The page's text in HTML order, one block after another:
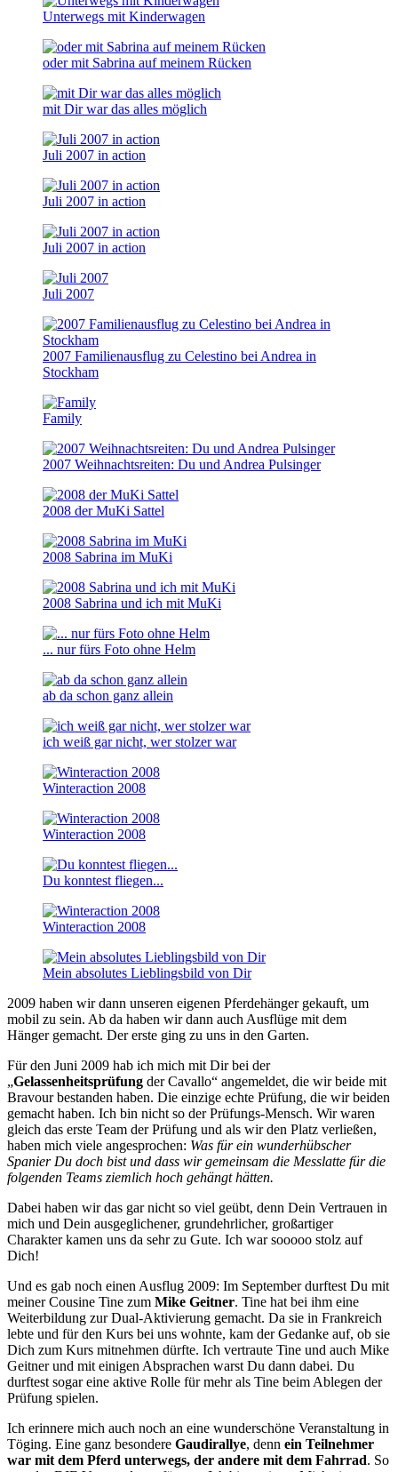
Unterwegs mit Kinderwagen
oder mit Sabrina auf meinem Rücken
mit Dir war das alles möglich
Juli 2007 in action
Juli 2007 in action
Juli 2007 in action
Juli 2007
2007 Familienausflug zu Celestino bei Andrea in
Stockham
Family
2007 Weihnachtsreiten: Du und Andrea Pulsinger
2008 der MuKi Sattel
2008 Sabrina im MuKi
2008 Sabrina und ich mit MuKi
... nur fürs Foto ohne Helm
ab da schon ganz allein
ich weiß gar nicht, wer stolzer war
Winteraction 2008
Winteraction 2008
Du konntest fliegen...
Winteraction 2008
Mein absolutes Lieblingsbild von Dir
2009 haben wir dann unseren eigenen Pferdehänger gekauft, um
mobil zu sein. Ab da haben wir dann auch Ausflüge mit dem
Hänger gemacht. Der erste ging zu uns in den Garten.
Für den Juni 2009 hab ich mich mit Dir bei der
„Gelassenheitsprüfung der Cavallo“ angemeldet, die wir beide mit
Bravour bestanden haben. Die einzige echte Prüfung, die wir beiden
gemacht haben. Ich bin nicht so der Prüfungs-Mensch. Wir waren
gleich das erste Team der Prüfung und als wir den Platz verließen,
haben mich viele angesprochen: Was für ein wunderhübscher
Spanier Du doch bist und dass wir gemeinsam die Messlatte für die
folgenden Teams ziemlich hoch gehängt hätten.
Dabei haben wir das gar nicht so viel geübt, denn Dein Vertrauen in
mich und Dein ausgeglichener, grundehrlicher, großartiger
Charakter kamen uns da sehr zu Gute. Ich war sooooo stolz auf
Dich!
Und es gab noch einen Ausflug 2009: Im September durftest Du mit
meiner Cousine Tine zum Mike Geitner. Tine hat bei ihm eine
Weiterbildung zur Dual-Aktivierung gemacht. Da sie in Frankreich
lebte und für den Kurs bei uns wohnte, kam der Gedanke auf, ob sie
Dich zum Kurs mitnehmen dürfte. Ich vertraute Tine und auch Mike
Geitner und mit einigen Absprachen warst Du dann dabei. Du
durftest sogar eine aktive Rolle für mehr als Tine beim Ablegen der
Prüfung spielen.
Ich erinnere mich auch noch an eine wunderschöne Veranstaltung in
Töging. Eine ganz besondere Gaudirallye, denn ein Teilnehmer
war mit dem Pferd unterwegs, der andere mit dem Fahrrad. So